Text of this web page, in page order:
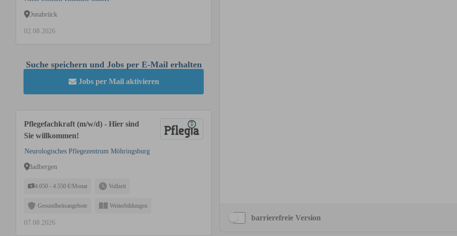
Osnabrück
02.08.2026
Suche speichern und Jobs per E-Mail erhalten
Jobs per Mail aktivieren
Pflegefachkraft (m/w/d) - Hier sind
Sie willkommen!
Neurologisches Pflegezentrum Möhringsburg
Badbergen
4.050 - 4.550 €/Monat Vollzeit
Gesundheitsangebote Weiterbildungen
07.08.2026
barrierefreie Version